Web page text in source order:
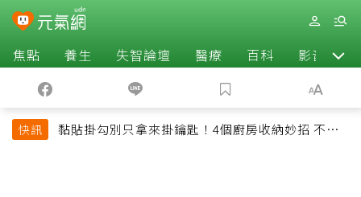
焦點 養生 失智論壇 醫療 百科 影音
快訊
黏貼掛勾別只拿來掛鑰匙！4個廚房收納妙招 不用